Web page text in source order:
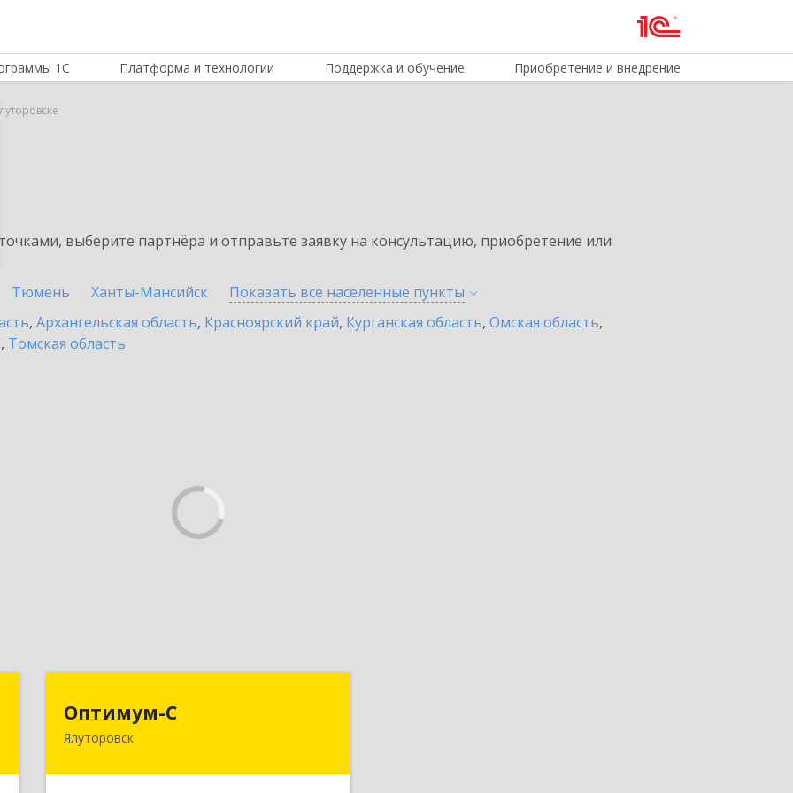
1С Платформа и технологии Поддержка и обучение Приобретение и внедрение
выберите партнёра и отправьте заявку на консультацию, приобретение или
Тюмень Ханты-Мансийск Показать все населенные пункты
, Архангельская область, Красноярский край, Курганская область, Омская область,
, Томская область
Оптимум-С
Ялуторовск